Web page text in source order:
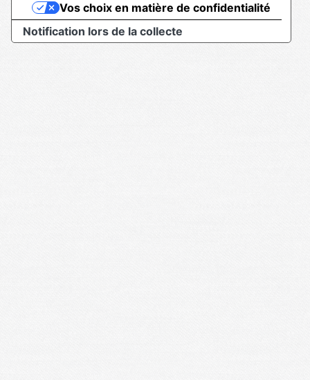
Notification lors de la collecte
Vos choix en matière de confidentialité